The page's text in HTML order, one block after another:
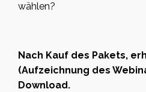
wählen?
Nach Kauf des Pakets,
(Aufzeichnung des
Download.